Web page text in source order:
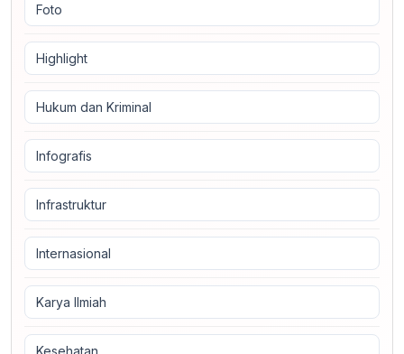
Foto
Highlight
Hukum dan Kriminal
Infografis
Infrastruktur
Internasional
Karya Ilmiah
Kesehatan